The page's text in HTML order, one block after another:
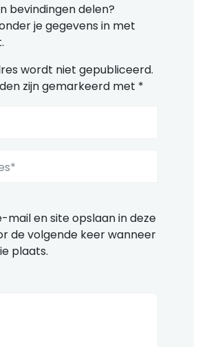
bevindingen delen?
je gegevens in met
wordt niet gepubliceerd.
zijn gemarkeerd met *
mail en site opslaan in deze
de volgende keer wanneer
plaats.